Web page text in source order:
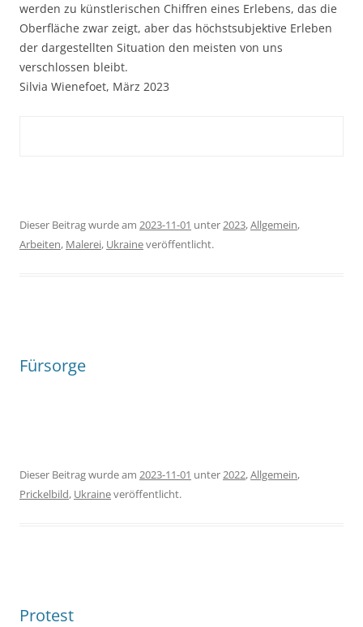
werden zu künstlerischen Chiffren eines Erlebens, das die
Oberfläche zwar zeigt, aber das höchstsubjektive Erleben
der dargestellten Situation den meisten von uns
verschlossen bleibt.
Silvia Wienefoet, März 2023
Dieser Beitrag wurde am 2023-11-01 unter2023,Allgemein,
Arbeiten, Malerei, Ukraineveröffentlicht.
Fürsorge
Dieser Beitrag wurde am 2023-11-01 unter2022,Allgemein,
Prickelbild, Ukraineveröffentlicht.
Protest